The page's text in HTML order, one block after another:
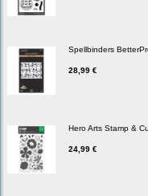
Spellbinders
28,99 €
Hero Arts Stamp &
24,99 €